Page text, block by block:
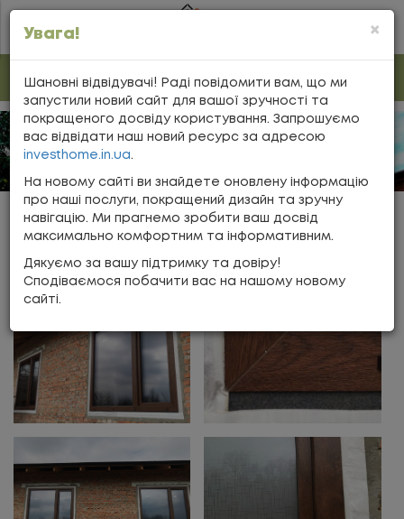
У НАС НОВИЙ САЙТ —INVESTHOME.IN.UA
×
Увага!
Шановні відвідувачі! Раді повідомити вам, що ми
запустили новий сайт для вашої зручності та
покращеного досвіду користування. Запрошуємо
вас відвідати наш новий ресурс за адресою
investhome.in.ua.
На новому сайті ви знайдете оновлену інформацію
про наші послуги, покращений дизайн та зручну
навігацію. Ми прагнемо зробити ваш досвід
максимально комфортним та інформативним.
Дякуємо за вашу підтримку та довіру!
Сподіваємося побачити вас на нашому новому
сайті.
Головна Наші об'єкти Вікна Rehau Geneo